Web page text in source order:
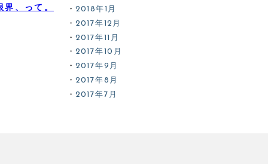
界、って。
2018年1月
2017年12月
2017年11月
2017年10月
2017年9月
2017年8月
2017年7月